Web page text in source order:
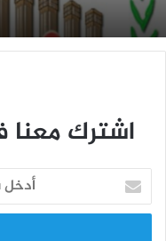
اشترك معنا
خ